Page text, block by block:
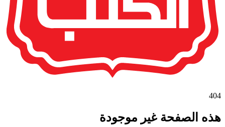
404
هذه الصفحة غير موجودة